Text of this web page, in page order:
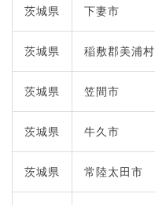
茨城県 下妻市
茨城県 稲敷郡美浦村
茨城県 笠間市
茨城県 牛久市
茨城県 常陸太田市